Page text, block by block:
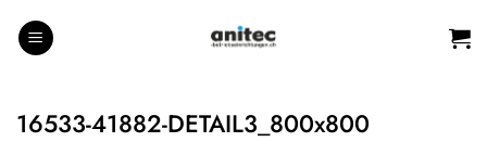
Inhalt
16533-41882-DETAIL3_800x800